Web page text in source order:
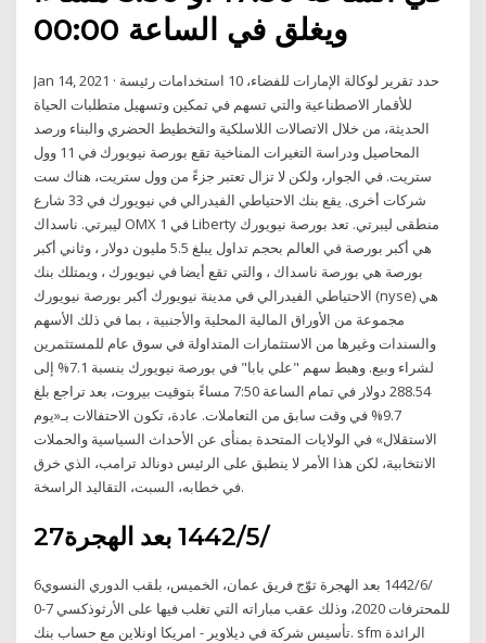
ويغلق في الساعة 00:00
Jan 14, 2021 · حدد تقرير لوكالة الإمارات للفضاء، 10 استخدامات رئيسة
للأقمار الاصطناعية والتي تسهم في تمكين وتسهيل متطلبات الحياة
الحديثة، من خلال الاتصالات اللاسلكية والتخطيط الحضري والبناء ورصد
المحاصيل ودراسة التغيرات المناخية تقع بورصة نيويورك في 11 وول
ستريت. في الجوار، ولكن لا تزال تعتبر جزءً من وول ستريت، هناك ست
شركات أخرى. يقع بنك الاحتياطي الفيدرالي في نيويورك في 33 شارع
ليبرتي. ناسداك OMX في 1 Liberty منطقى ليبرتي. تعد بورصة نيويورك
هي أكبر بورصة في العالم بحجم تداول يبلغ 5.5 مليون دولار ، وثاني أكبر
بورصة هي بورصة ناسداك ، والتي تقع أيضا في نيويورك ، ويمتلك بنك
الاحتياطي الفيدرالي في مدينة نيويورك أكبر بورصة نيويورك (nyse) هي
مجموعة من الأوراق المالية المحلية والأجنبية ، بما في ذلك الأسهم
والسندات وغيرها من الاستثمارات المتداولة في سوق عام للمستثمرين
لشراء وبيع. وهبط سهم "علي بابا" في بورصة نيويورك بنسبة 7.1% إلى
288.54 دولار في تمام الساعة 7:50 مساءً بتوقيت بيروت، بعد تراجع بلغ
9.7% في وقت سابق من التعاملات. عادة، تكون الاحتفالات بـ«يوم
الاستقلال» في الولايات المتحدة بمنأى عن الأحداث السياسية والحملات
الانتخابية، لكن هذا الأمر لا ينطبق على الرئيس دونالد ترامب، الذي خرق
في خطابه، السبت، التقاليد الراسخة.
27‏‏/5‏‏/1442 بعد الهجرة
6‏‏/6‏‏/1442 بعد الهجرة توّج فريق عمان، الخميس، بلقب الدوري النسوي
للمحترفات 2020، وذلك عقب مباراته التي تغلب فيها على الأرثوذكسي 7-0
تأسيس شركة في ديلاوير - امريكا اونلاين مع حساب بنك. sfm الرائدة